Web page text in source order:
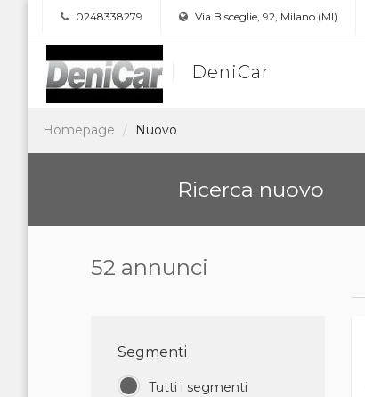
0248338279 Via Bisceglie, 92, Milano (MI)
DeniCar
Homepage Nuovo
Ricerca nuovo
52 annunci
Segmenti
Tutti i segmenti